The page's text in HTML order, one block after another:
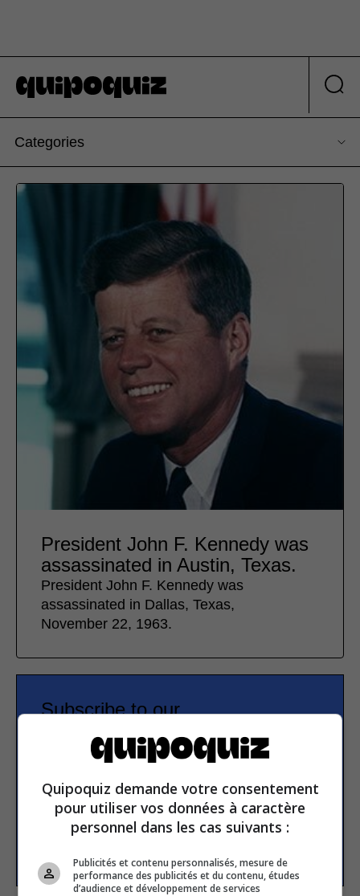
Categories
President John F. Kennedy was
assassinated in Austin, Texas.
President John F. Kennedy was
assassinated in Dallas, Texas,
November 22, 1963.
Subscribe to our
Email address
Quipoquiz demande votre consentement
pour utiliser vos données à caractère
personnel dans les cas suivants :
Publicités et contenu personnalisés, mesure de
performance des publicités et du contenu, études
d’audience et développement de services